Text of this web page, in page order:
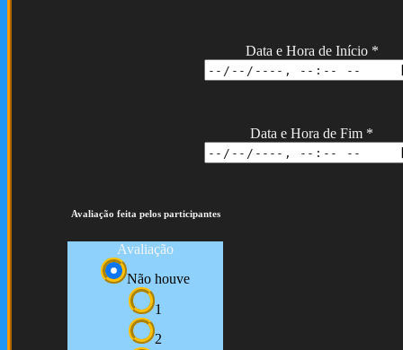
Data e Hora de Início *
Data e Hora de Fim *
Avaliação feita pelos participantes
Avaliação
Não houve
1
2